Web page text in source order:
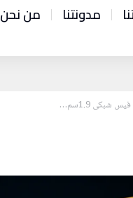
مدونتنا من نحن
شبكى 1.9سم…